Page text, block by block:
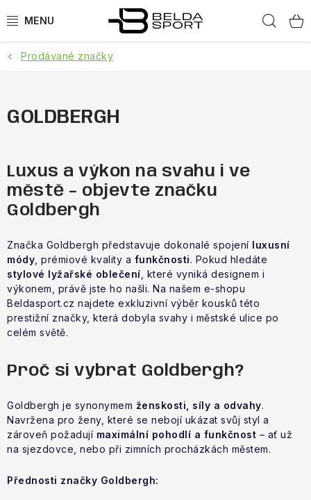
na
SPORTY
BOGNER
OBLEČENÍ
BOTY
DOPLŇKY
VÝPRODEJ
NOVÝ IMPORT
ZIMNÍ SPORTY
Prodávané značky
GOLDBERGH
Luxus a výkon na svahu i ve
městě – objevte značku
Goldbergh
Značka Goldbergh představuje dokonalé spojení luxusní
módy , prémiové kvality a funkčnosti. Pokud hledáte
stylové lyžařské oblečení , které vyniká designem i
výkonem, právě jste ho našli. Na našem e-shopu
Beldasport.cz najdete exkluzivní výběr kousků této
prestižní značky, která dobyla svahy i městské ulice po
celém světě.
Proč si vybrat Goldbergh?
Goldbergh je synonymem ženskosti, síly a odvahy.
Navržena pro ženy, které se nebojí ukázat svůj styl a
zároveň požadují maximální pohodlí a funkčnost – ať už
na sjezdovce, nebo při zimních procházkách městem.
Přednosti značky Goldbergh: